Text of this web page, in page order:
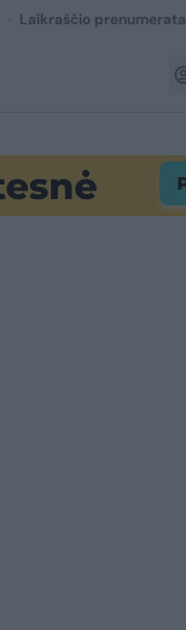
Laikraščio prenumerata